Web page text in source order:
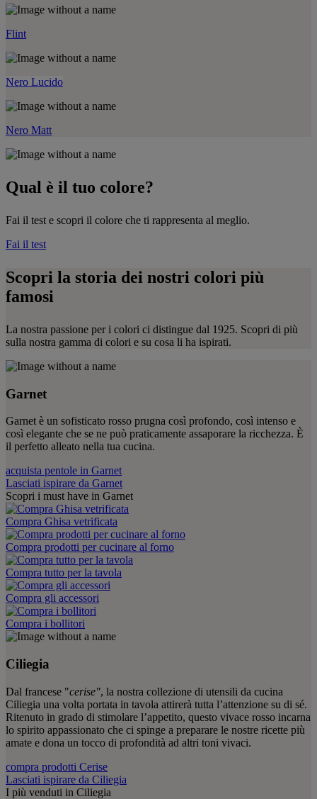
Flint
Nero Lucido
Nero Matt
Qual è il tuo colore?
Fai il test e scopri il colore che ti rappresenta al meglio.
Fai il test
Scopri la storia dei nostri colori più
famosi
La nostra passione per i colori ci distingue dal 1925. Scopri di più
sulla nostra gamma di colori e su cosa li ha ispirati.
Garnet
Garnet è un sofisticato rosso prugna così profondo, così intenso e
così elegante che se ne può praticamente assaporare la ricchezza. È
il perfetto alleato nella tua cucina.
acquista pentole in Garnet
Lasciati ispirare da Garnet
Scopri i must have in Garnet
Compra Ghisa vetrificata
Compra prodotti per cucinare al forno
Compra tutto per la tavola
Compra gli accessori
Compra i bollitori
Ciliegia
Dal francese "cerise", la nostra collezione di utensili da cucina
Ciliegia una volta portata in tavola attirerà tutta l’attenzione su di sé.
Ritenuto in grado di stimolare l’appetito, questo vivace rosso incarna
lo spirito appassionato che ci spinge a preparare le nostre ricette più
amate e dona un tocco di profondità ad altri toni vivaci.
compra prodotti Cerise
Lasciati ispirare da Ciliegia
I più venduti in Ciliegia